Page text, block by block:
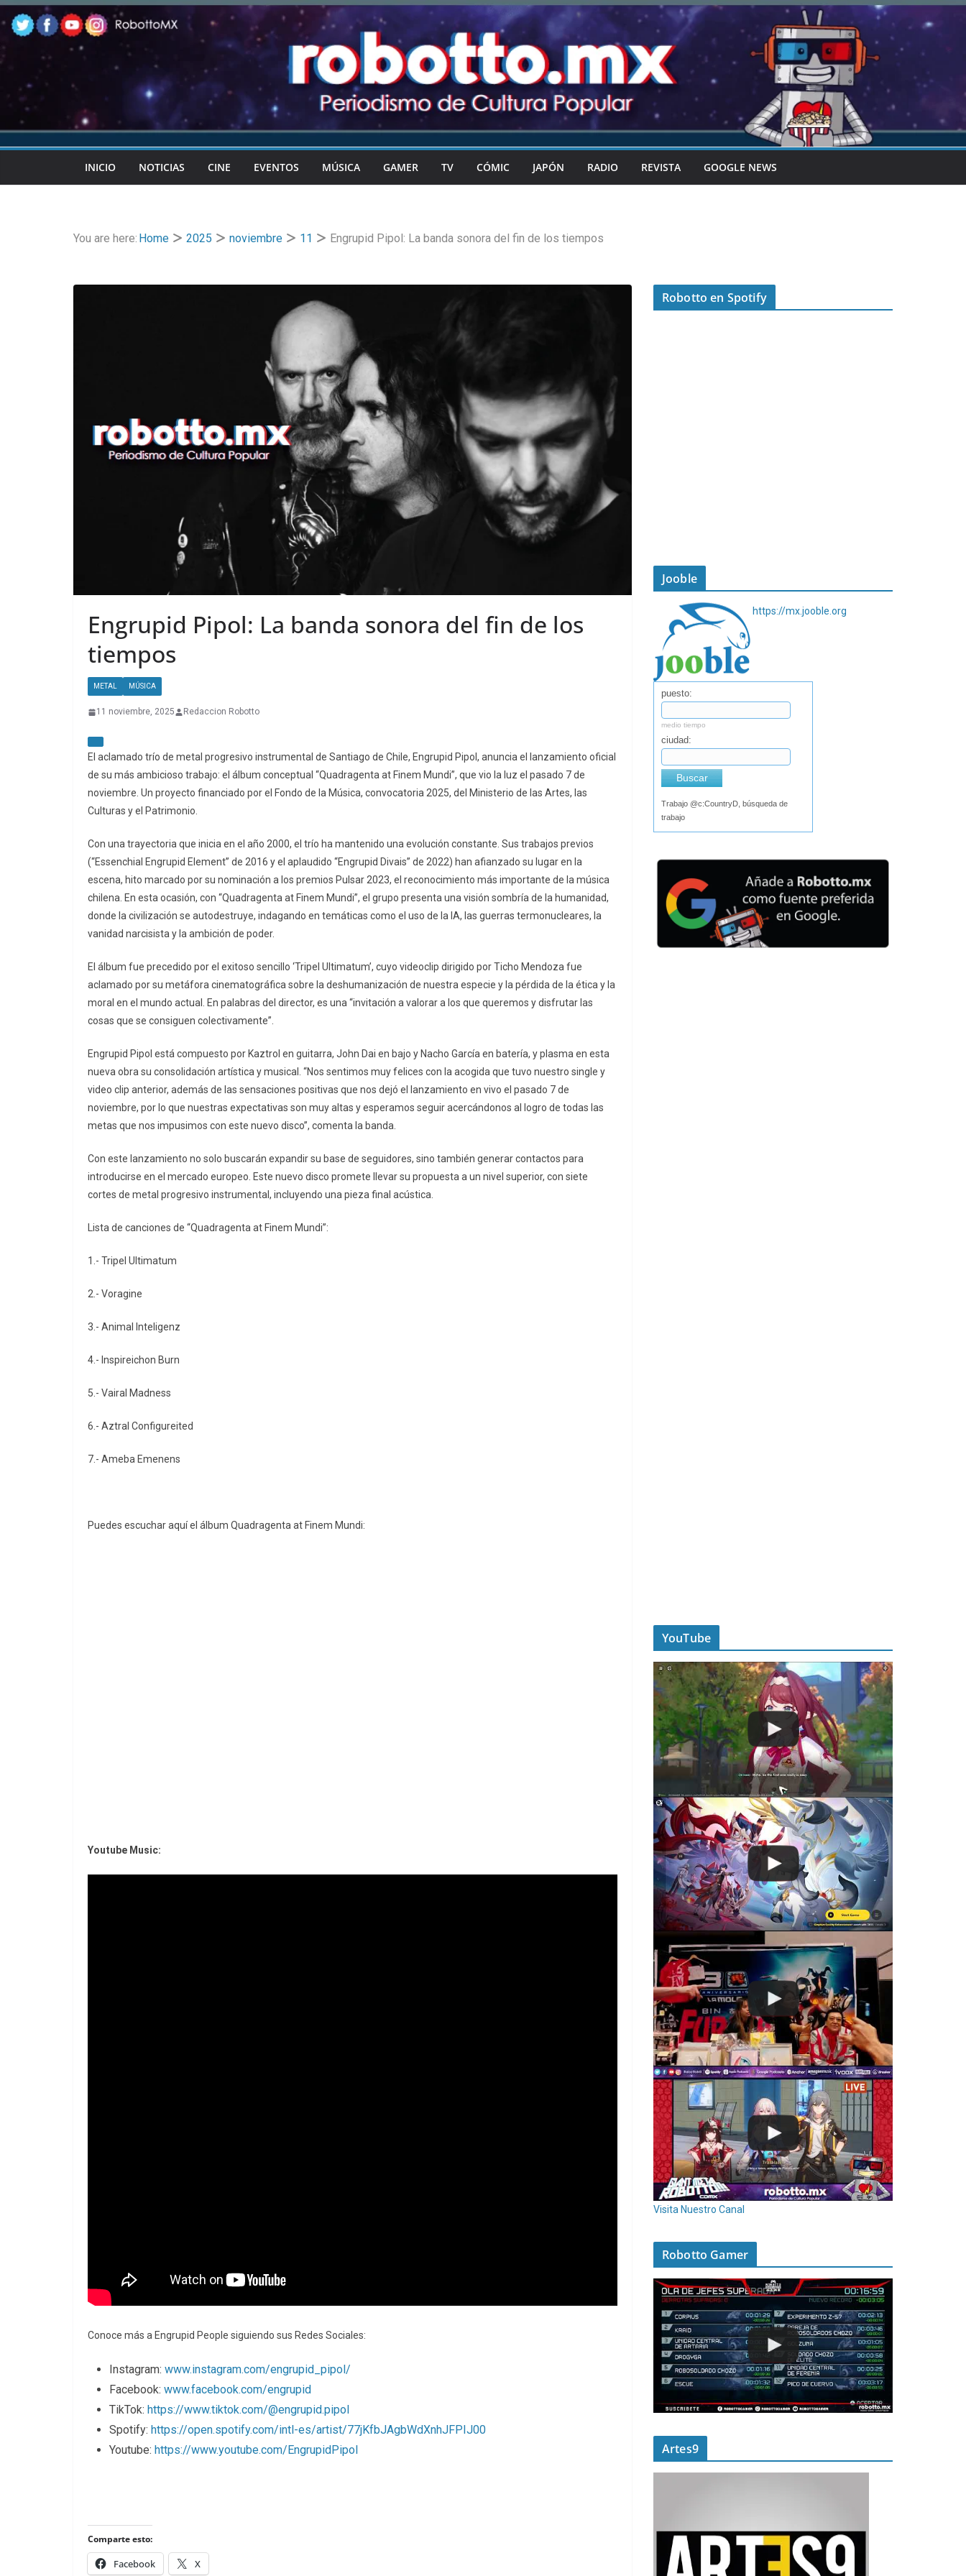
Skip
to
content
INICIO NOTICIAS CINE EVENTOS MÚSICA GAMER TV CÓMIC JAPÓN RADIO REVISTA GOOGLE NEWS
You are here: Home 2025 noviembre 11 Engrupid Pipol: La banda sonora del fin de los tiempos
Engrupid Pipol: La banda sonora del fin de los
tiempos
METAL MÚSICA
11 noviembre, 2025 Redaccion Robotto
El aclamado trío de metal progresivo instrumental de Santiago de Chile, Engrupid Pipol, anuncia el lanzamiento oficial
de su más ambicioso trabajo: el álbum conceptual “Quadragenta at Finem Mundi”, que vio la luz el pasado 7 de
noviembre. Un proyecto financiado por el Fondo de la Música, convocatoria 2025, del Ministerio de las Artes, las
Culturas y el Patrimonio.
Con una trayectoria que inicia en el año 2000, el trío ha mantenido una evolución constante. Sus trabajos previos
(“Essenchial Engrupid Element” de 2016 y el aplaudido “Engrupid Divais” de 2022) han afianzado su lugar en la
escena, hito marcado por su nominación a los premios Pulsar 2023, el reconocimiento más importante de la música
chilena. En esta ocasión, con “Quadragenta at Finem Mundi”, el grupo presenta una visión sombría de la humanidad,
donde la civilización se autodestruye, indagando en temáticas como el uso de la IA, las guerras termonucleares, la
vanidad narcisista y la ambición de poder.
El álbum fue precedido por el exitoso sencillo ‘Tripel Ultimatum’, cuyo videoclip dirigido por Ticho Mendoza fue
aclamado por su metáfora cinematográfica sobre la deshumanización de nuestra especie y la pérdida de la ética y la
moral en el mundo actual. En palabras del director, es una “invitación a valorar a los que queremos y disfrutar las
cosas que se consiguen colectivamente”.
Engrupid Pipol está compuesto por Kaztrol en guitarra, John Dai en bajo y Nacho García en batería, y plasma en esta
nueva obra su consolidación artística y musical. “Nos sentimos muy felices con la acogida que tuvo nuestro single y
video clip anterior, además de las sensaciones positivas que nos dejó el lanzamiento en vivo el pasado 7 de
noviembre, por lo que nuestras expectativas son muy altas y esperamos seguir acercándonos al logro de todas las
metas que nos impusimos con este nuevo disco”, comenta la banda.
Con este lanzamiento no solo buscarán expandir su base de seguidores, sino también generar contactos para
introducirse en el mercado europeo. Este nuevo disco promete llevar su propuesta a un nivel superior, con siete
cortes de metal progresivo instrumental, incluyendo una pieza final acústica.
Lista de canciones de “Quadragenta at Finem Mundi”:
1.- Tripel Ultimatum
2.- ⁠Voragine
3.- ⁠Animal Inteligenz
4.- Inspireichon Burn
5.- Vairal Madness
6.- ⁠Aztral Configureited
7.- ⁠Ameba Emenens
Puedes escuchar aquí el álbum Quadragenta at Finem Mundi:
Youtube Music:
Conoce más a Engrupid People siguiendo sus Redes Sociales:
⁠⁠Instagram: www.instagram.com/engrupid_pipol/
⁠⁠Facebook: www.facebook.com/engrupid
⁠⁠TikTok: https://www.tiktok.com/@engrupid.pipol
⁠⁠Spotify: https://open.spotify.com/intl-es/artist/77jKfbJAgbWdXnhJFPIJ00
⁠⁠Youtube: https://www.youtube.com/EngrupidPipol
Comparte esto:
Facebook X
Robotto en Spotify
Jooble
https://mx.jooble.org
puesto:
medio tiempo
ciudad:
Buscar
Trabajo @c:CountryD, búsqueda de
trabajo
YouTube
Visita Nuestro Canal
Robotto Gamer
Artes9